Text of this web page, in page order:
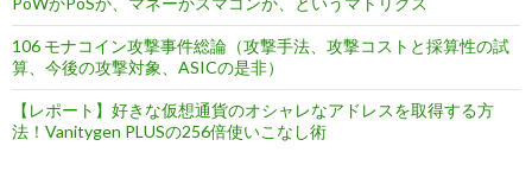
106 モナコイン攻撃事件総論（攻撃手法、攻撃コストと採算性の試
算、今後の攻撃対象、ASICの是非）
【レポート】好きな仮想通貨のオシャレなアドレスを取得する方
法！Vanitygen PLUSの256倍使いこなし術